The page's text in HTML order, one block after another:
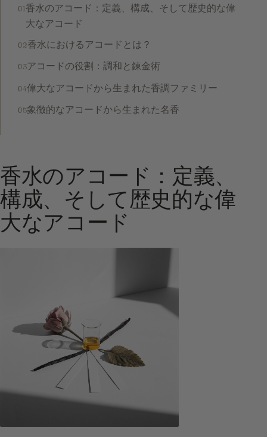
香水のアコード：定義、構成、そして歴史的な偉
大なアコード
香水におけるアコードとは？
アコードの役割：調和と錬金術
偉大なアコードから生まれた香調ファミリー
象徴的なアコードから生まれた名香
香水のアコード：定義、
構成、そして歴史的な偉
大なアコード